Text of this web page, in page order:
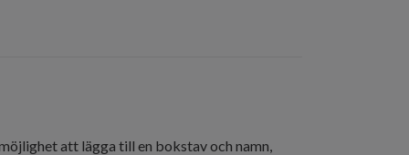
att lägga till en bokstav och namn,